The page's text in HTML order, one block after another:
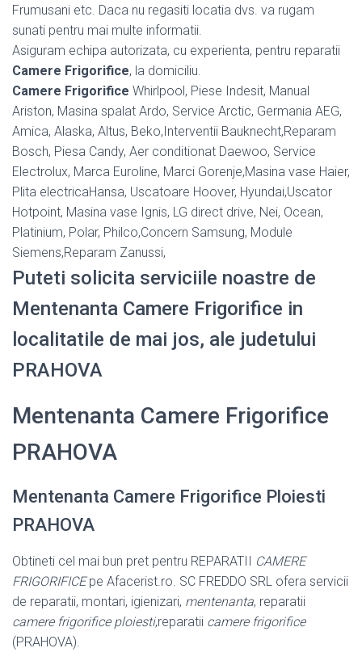
Frumusani etc. Daca nu regasiti locatia dvs. va rugam
sunati pentru mai multe informatii.
Asiguram echipa autorizata, cu experienta, pentru reparatii
Camere Frigorifice, la domiciliu.
Camere Frigorifice Whirlpool, Piese Indesit, Manual
Ariston, Masina spalat Ardo, Service Arctic, Germania AEG,
Amica, Alaska, Altus, Beko,Interventii Bauknecht,Reparam
Bosch, Piesa Candy, Aer conditionat Daewoo, Service
Electrolux, Marca Euroline, Marci Gorenje,Masina vase Haier,
Plita electricaHansa, Uscatoare Hoover, Hyundai,Uscator
Hotpoint, Masina vase Ignis, LG direct drive, Nei, Ocean,
Platinium, Polar, Philco,Concern Samsung, Module
Siemens,Reparam Zanussi,
Puteti solicita serviciile noastre de
Mentenanta Camere Frigorifice in
localitatile de mai jos, ale judetului
PRAHOVA
Mentenanta Camere Frigorifice
PRAHOVA
Mentenanta Camere Frigorifice Ploiesti
PRAHOVA
Obtineti cel mai bun pret pentru REPARATII CAMERE
FRIGORIFICEpe Afacerist.ro. SC FREDDO SRL ofera servicii
de reparatii, montari, igienizari, mentenanta, reparatii
camere frigorifice ploiesti,reparatii camere frigorifice
(PRAHOVA).